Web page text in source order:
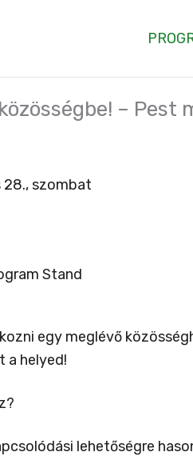
– Pest
28., szombat
Stand
egy meglévő
a helyed!
lehetőségre